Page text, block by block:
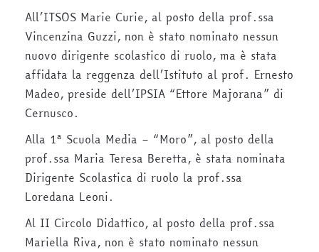
All’ITSOS Marie Curie, al posto della prof.ssa
Vincenzina Guzzi, non è stato nominato nessun
nuovo dirigente scolastico di ruolo, ma è stata
affidata la reggenza dell’Istituto al prof. Ernesto
Madeo, preside dell’IPSIA “Ettore Majorana” di
Cernusco.
Alla 1ª Scuola Media – “Moro”, al posto della
prof.ssa Maria Teresa Beretta, è stata nominata
Dirigente Scolastica di ruolo la prof.ssa
Loredana Leoni.
Al II Circolo Didattico, al posto della prof.ssa
Mariella Riva, non è stato nominato nessun